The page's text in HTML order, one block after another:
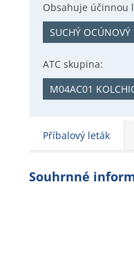
Obsahuje účinnou
SUCHÝ
ATC skupina:
M04AC01
Příbalový leták
Souhrnné